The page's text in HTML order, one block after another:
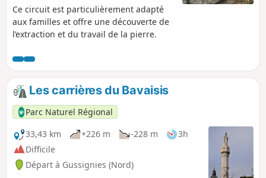
Ce circuit est particulièrement adapté
aux familles et offre une découverte de
l’extraction et du travail de la pierre.
Les carrières du Bavaisis
Parc Naturel Régional
33,43 km
+226 m -228 m
3h
Difficile
Départ à Gussignies (Nord)